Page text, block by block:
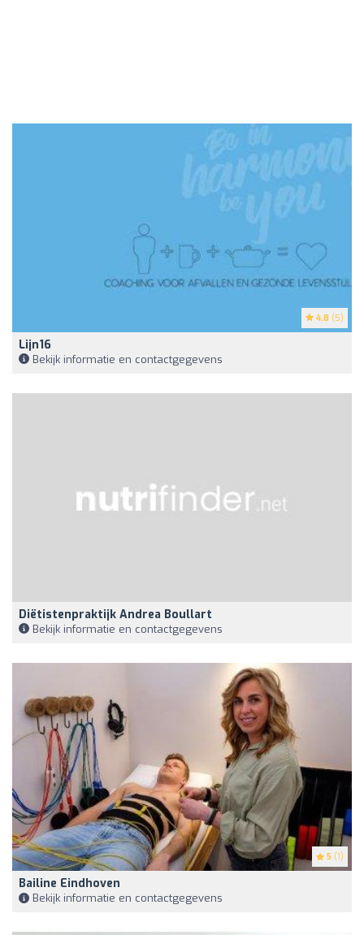
4.8 (5)
Lijn16
Bekijk informatie en contactgegevens
Diëtistenpraktijk Andrea Boullart
Bekijk informatie en contactgegevens
5 (1)
Bailine Eindhoven
Bekijk informatie en contactgegevens